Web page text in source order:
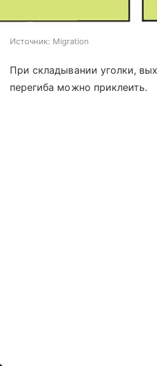
Источник: Migration
При складывании уголки,
перегиба можно приклеить.